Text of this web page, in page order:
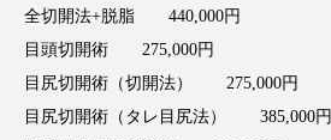
全切開法+脱脂 440,000円
目頭切開術 275,000円
目尻切開術（切開法） 275,000円
目尻切開術（タレ目尻法） 385,000円